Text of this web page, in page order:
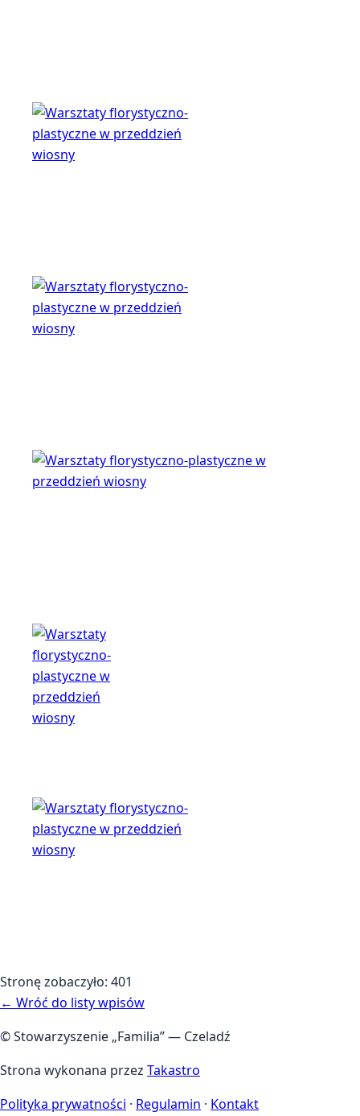
Stronę zobaczyło: 401
← Wróć do listy wpisów
© Stowarzyszenie „Familia” — Czeladź
Strona wykonana przez Takastro
Polityka prywatności · Regulamin · Kontakt